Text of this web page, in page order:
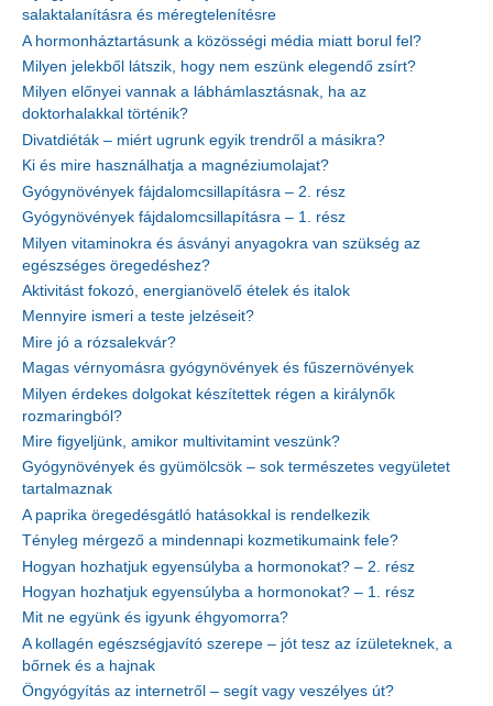
salaktalanításra és méregtelenítésre
A hormonháztartásunk a közösségi média miatt borul fel?
Milyen jelekből látszik, hogy nem eszünk elegendő zsírt?
Milyen előnyei vannak a lábhámlasztásnak, ha az
doktorhalakkal történik?
Divatdiéták – miért ugrunk egyik trendről a másikra?
Ki és mire használhatja a magnéziumolajat?
Gyógynövények fájdalomcsillapításra – 2. rész
Gyógynövények fájdalomcsillapításra – 1. rész
Milyen vitaminokra és ásványi anyagokra van szükség az
egészséges öregedéshez?
Aktivitást fokozó, energianövelő ételek és italok
Mennyire ismeri a teste jelzéseit?
Mire jó a rózsalekvár?
Magas vérnyomásra gyógynövények és fűszernövények
Milyen érdekes dolgokat készítettek régen a királynők
rozmaringból?
Mire figyeljünk, amikor multivitamint veszünk?
Gyógynövények és gyümölcsök – sok természetes vegyületet
tartalmaznak
A paprika öregedésgátló hatásokkal is rendelkezik
Tényleg mérgező a mindennapi kozmetikumaink fele?
Hogyan hozhatjuk egyensúlyba a hormonokat? – 2. rész
Hogyan hozhatjuk egyensúlyba a hormonokat? – 1. rész
Mit ne együnk és igyunk éhgyomorra?
A kollagén egészségjavító szerepe – jót tesz az ízületeknek, a
bőrnek és a hajnak
Öngyógyítás az internetről – segít vagy veszélyes út?